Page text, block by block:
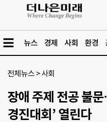
뉴스 경제 사회 환경
전체뉴스 >사회
장애 주제 전공 불
경진대회’ 열린다